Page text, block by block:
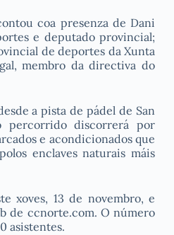
coa presenza de Dani
e deputado provincial;
de deportes da Xunta
membro da directiva do
a pista de pádel de San
percorrido discorrerá por
e acondicionados que
enclaves naturais máis
xoves, 13 de novembro, e
de ccnorte.com. O número
asistentes.